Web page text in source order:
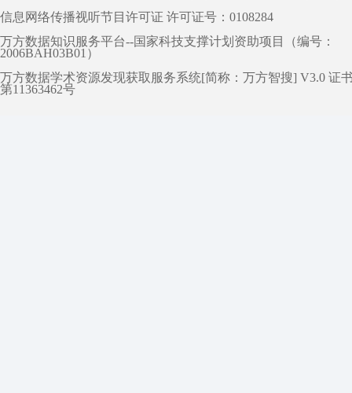
信息网络传播视听节目许可证 许可证号：0108284
万方数据知识服务平台--国家科技支撑计划资助项目（编号：
2006BAH03B01）
万方数据学术资源发现获取服务系统[简称：万方智搜] V3.0 证
第11363462号